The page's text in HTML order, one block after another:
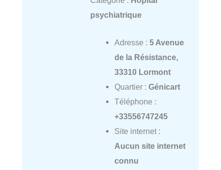
psychiatrique
Adresse : 5 Avenue
de la Résistance,
33310 Lormont
Quartier : Génicart
Téléphone :
+33556747245
Site internet :
Aucun site internet
connu